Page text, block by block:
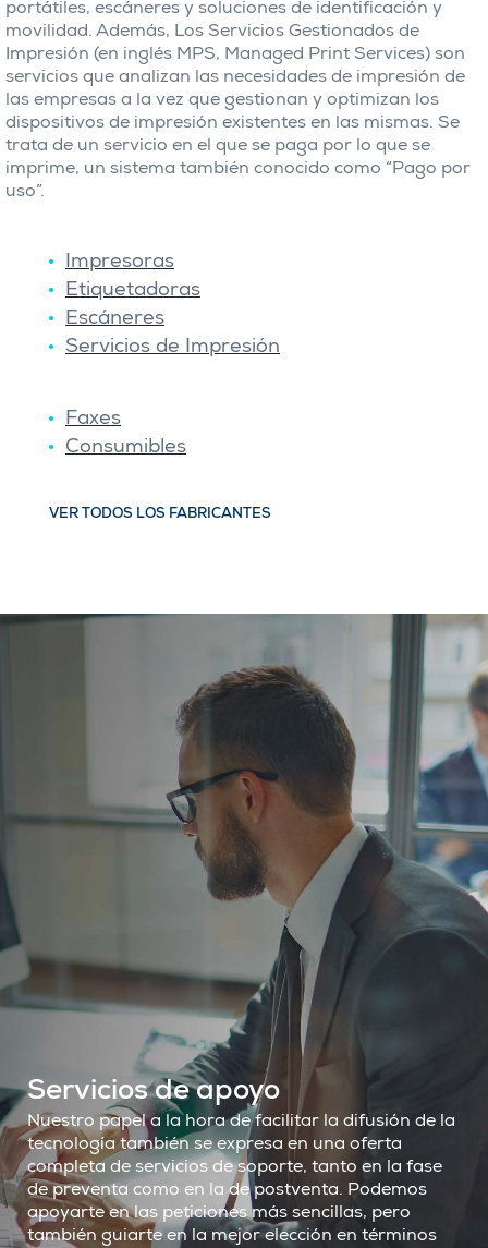
portátiles, escáneres y soluciones de identificación y
movilidad. Además, Los Servicios Gestionados de
Impresión (en inglés MPS, Managed Print Services) son
servicios que analizan las necesidades de impresión de
las empresas a la vez que gestionan y optimizan los
dispositivos de impresión existentes en las mismas. Se
trata de un servicio en el que se paga por lo que se
imprime, un sistema también conocido como “Pago por
uso”.
Impresoras
Etiquetadoras
Escáneres
Servicios de Impresión
Faxes
Consumibles
VER TODOS LOS FABRICANTES
Servicios de apoyo
Nuestro papel a la hora de facilitar la difusión de la
tecnología también se expresa en una oferta
completa de servicios de soporte, tanto en la fase
de preventa como en la de postventa. Podemos
apoyarte en las peticiones más sencillas, pero
también guiarte en la mejor elección en términos